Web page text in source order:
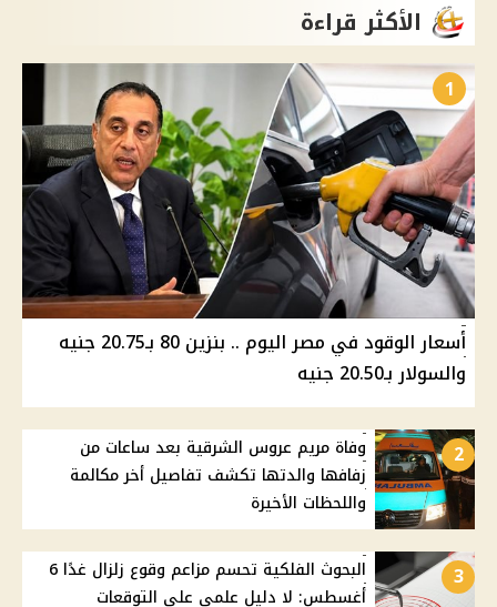
الأكثر قراءة
1
أسعار الوقود في مصر اليوم .. بنزين 80 بـ20.75 جنيه
والسولار بـ20.50 جنيه
2
وفاة مريم عروس الشرقية بعد ساعات من
زفافها والدتها تكشف تفاصيل أخر مكالمة
واللحظات الأخيرة
3
البحوث الفلكية تحسم مزاعم وقوع زلزال غدًا 6
أغسطس: لا دليل علمي على التوقعات